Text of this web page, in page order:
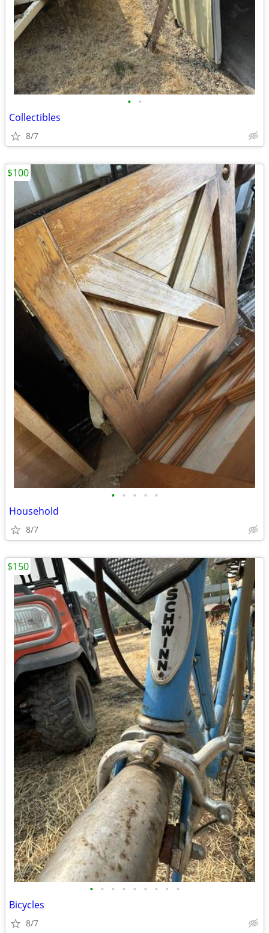
• •
Collectibles
8/7
• • • • •
Household
8/7
$100
• • • • • • • • •
Bicycles
8/7
$150